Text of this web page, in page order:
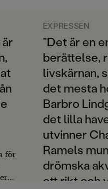
för
EXPRESSEN
”Det är en
berättelse,
livskärnan,
det mesta
Barbro
det lilla
utvinner
Ramels
drömska
ett rikt och